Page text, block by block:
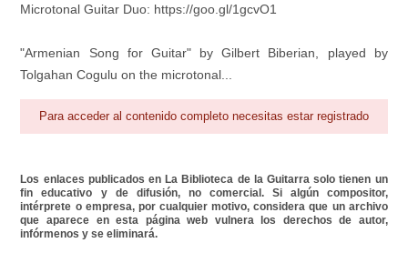
Microtonal Guitar Duo: https://goo.gl/1gcvO1
"Armenian Song for Guitar" by Gilbert Biberian, played by
Tolgahan Cogulu on the microtonal...
Para acceder al contenido completo necesitas estar registrado
Los enlaces publicados en La Biblioteca de la Guitarra solo tienen un
fin educativo y de difusión, no comercial. Si algún compositor,
intérprete o empresa, por cualquier motivo, considera que un archivo
que aparece en esta página web vulnera los derechos de autor,
infórmenos y se eliminará.